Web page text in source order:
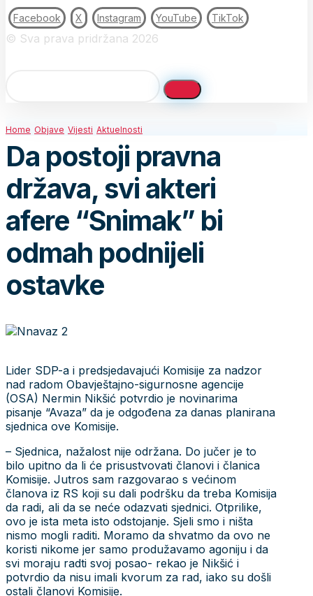
Facebook X Instagram YouTube TikTok
© Sva prava pridržana 2026
Home Objave Vijesti Aktuelnosti
Da postoji pravna
država, svi akteri
afere “Snimak” bi
odmah podnijeli
ostavke
Lider SDP-a i predsjedavajući Komisije za nadzor
nad radom Obavještajno-sigurnosne agencije
(OSA) Nermin Nikšić potvrdio je novinarima
pisanje “Avaza” da je odgođena za danas planirana
sjednica ove Komisije.
– Sjednica, nažalost nije održana. Do jučer je to
bilo upitno da li će prisustvovati članovi i članica
Komisije. Jutros sam razgovarao s većinom
članova iz RS koji su dali podršku da treba Komisija
da radi, ali da se neće odazvati sjednici. Otprilike,
ovo je ista meta isto odstojanje. Sjeli smo i ništa
nismo mogli raditi. Moramo da shvatmo da ovo ne
koristi nikome jer samo produžavamo agoniju i da
svi moraju radti svoj posao- rekao je Nikšić i
potvrdio da nisu imali kvorum za rad, iako su došli
ostali članovi Komisije.